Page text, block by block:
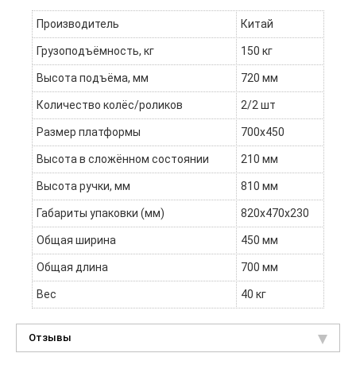
Производитель Китай
Грузоподъёмность, кг 150 кг
Высота подъёма, мм 720 мм
Количество колёс/роликов 2/2 шт
Размер платформы 700х450
Высота в сложённом состоянии 210 мм
Высота ручки, мм 810 мм
Габариты упаковки (мм) 820x470x230
Общая ширина 450 мм
Общая длина 700 мм
Вес 40 кг
Отзывы